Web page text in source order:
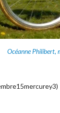
Océanne Philibert,